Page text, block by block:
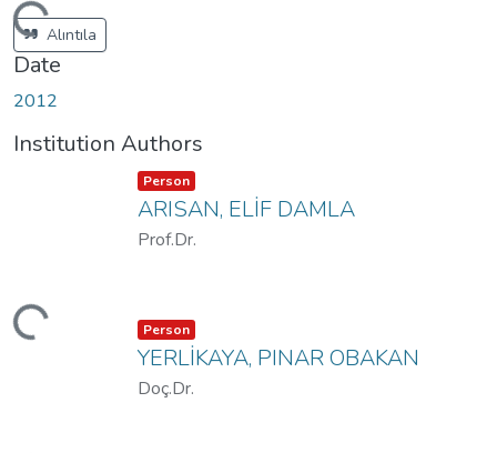
Alıntıla
Date
2012
Institution Authors
Item type:
Person ,
ARISAN, ELİF DAMLA
Prof.Dr.
Item type:
Person ,
YERLİKAYA, PINAR OBAKAN
Doç.Dr.